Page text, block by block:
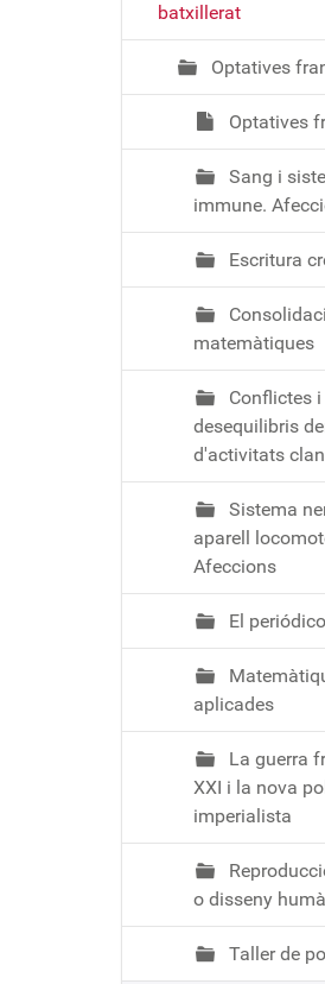
batxillerat
Optatives
Optatives
Sang i
immune.
Escritura
matemàtiques
Conflictes i
desequilibris
d'activitats
Sistema
aparell
Afeccions
El
aplicades
La guerra
XXI i la nova
imperialista
o disseny humà
Taller de